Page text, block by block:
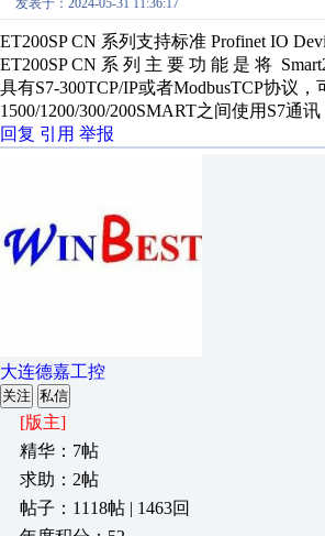
发表于：2024-05-31 11:36:17
ET200SP CN 系列支持标准 Profinet IO
ET200SP CN 系 列 主 要 功 能 是 将
具有S7-300TCP/IP或者ModbusTCP协议
1500/1200/300/200SMART之间使用S7通
回复 引用 举报
大连德嘉工控
关注 私信
[版主]
精华：7帖
求助：2帖
帖子：1118帖 | 1463回